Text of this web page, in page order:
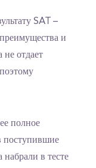
SAT –
и
не отдает
полное
поступившие
в тесте